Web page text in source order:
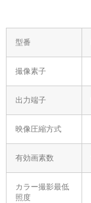
型番
撮像素子
出力端子
映像圧縮方式
有効画素数
カラー撮影最低
照度